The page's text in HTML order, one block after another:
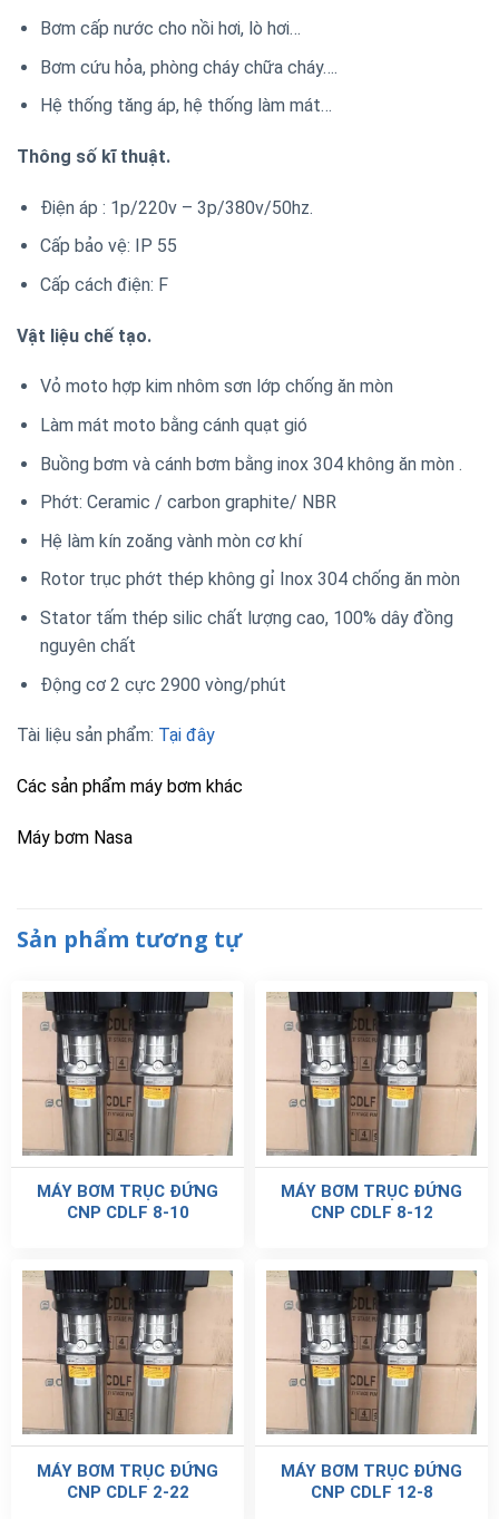
Bơm cấp nước cho nồi hơi, lò hơi…
Bơm cứu hỏa, phòng cháy chữa cháy….
Hệ thống tăng áp, hệ thống làm mát…
Thông số kĩ thuật.
Điện áp : 1p/220v – 3p/380v/50hz.
Cấp bảo vệ: IP 55
Cấp cách điện: F
Vật liệu chế tạo.
Vỏ moto hợp kim nhôm sơn lớp chống ăn mòn
Làm mát moto bằng cánh quạt gió
Buồng bơm và cánh bơm bằng inox 304 không ăn mòn .
Phớt: Ceramic / carbon graphite/ NBR
Hệ làm kín zoăng vành mòn cơ khí
Rotor trục phớt thép không gỉ Inox 304 chống ăn mòn
Stator tấm thép silic chất lượng cao, 100% dây đồng
nguyên chất
Động cơ 2 cực 2900 vòng/phút
Tài liệu sản phẩm: Tại đây
Các sản phẩm máy bơm khác
Máy bơm Nasa
Sản phẩm tương tự
MÁY BƠM TRỤC ĐỨNG
CNP CDLF 8-10
MÁY BƠM TRỤC ĐỨNG
CNP CDLF 8-12
MÁY BƠM TRỤC ĐỨNG
CNP CDLF 2-22
MÁY BƠM TRỤC ĐỨNG
CNP CDLF 12-8